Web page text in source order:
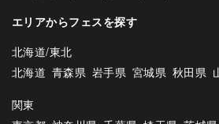
エリアからフェスを探す
北海道/東北
北海道 青森県 岩手県 宮城県 秋田県
関東